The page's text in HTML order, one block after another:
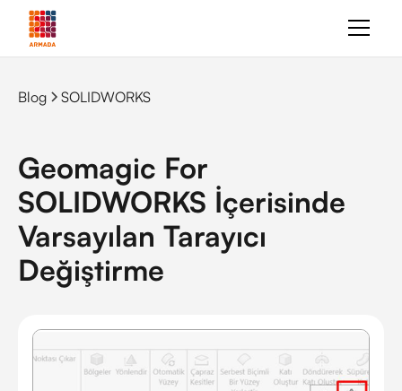
Blog SOLIDWORKS
Geomagic For
SOLIDWORKS İçerisinde
Varsayılan Tarayıcı
Değiştirme